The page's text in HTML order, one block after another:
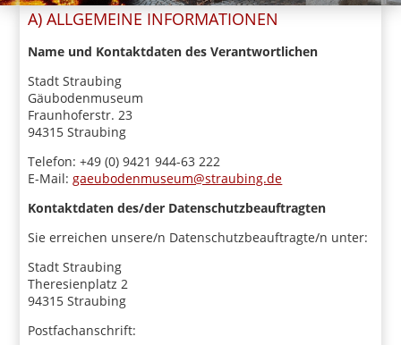
A) ALLGEMEINE INFORMATIONEN
Name und Kontaktdaten des Verantwortlichen
Stadt Straubing
Gäubodenmuseum
Fraunhoferstr. 23
94315 Straubing
Telefon: +49 (0) 9421 944-63 222
E-Mail:gaeubodenmuseum@straubing.de
Kontaktdaten des/der Datenschutzbeauftragten
Sie erreichen unsere/n Datenschutzbeauftragte/n unter:
Stadt Straubing
Theresienplatz 2
94315 Straubing
Postfachanschrift: